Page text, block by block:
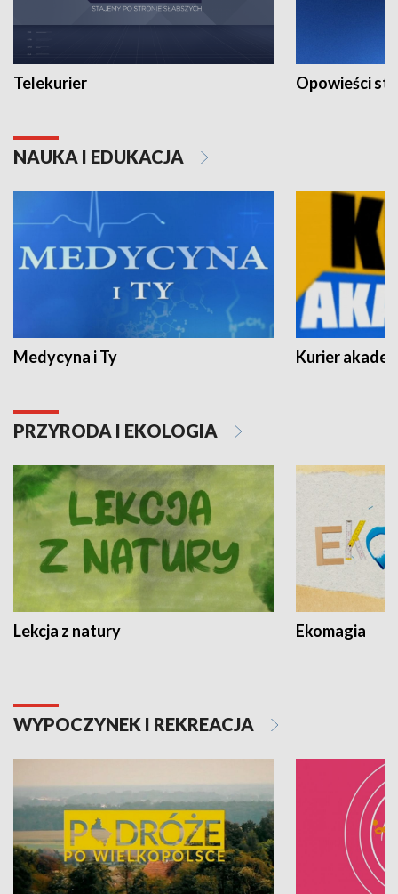
Telekurier Opowieści
NAUKA I EDUKACJA
Medycyna i Ty Kurier
PRZYRODA I EKOLOGIA
Lekcja z natury Ekomagia
WYPOCZYNEK I REKREACJA